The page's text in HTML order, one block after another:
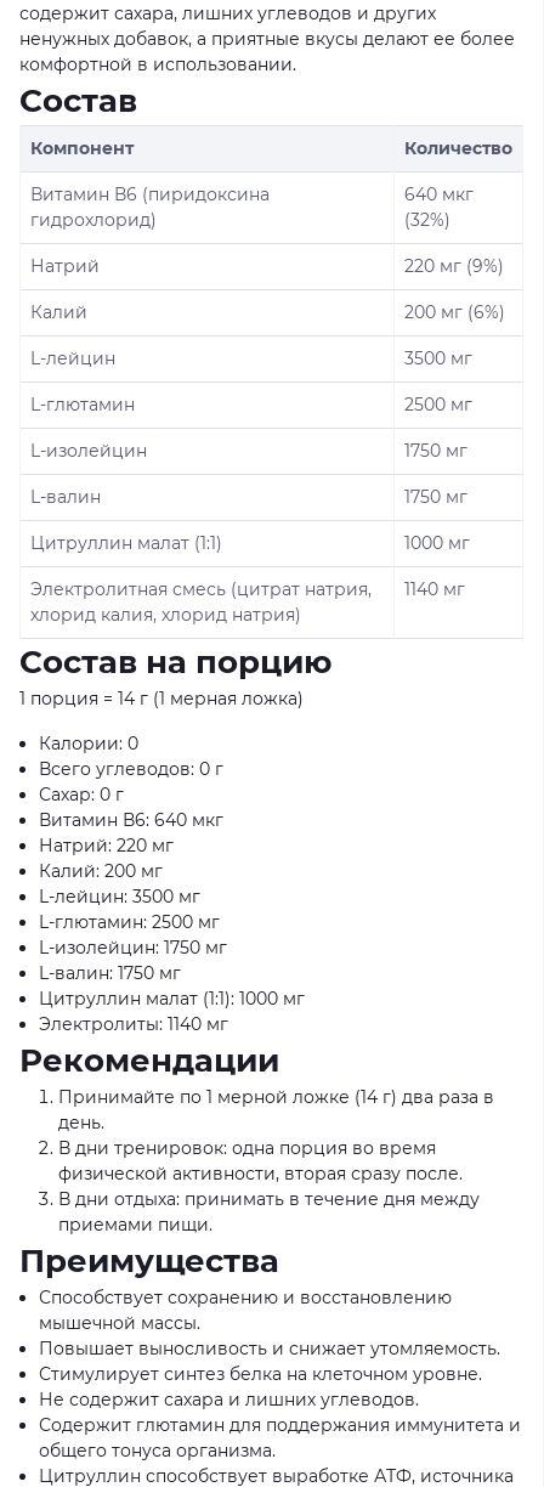
содержит сахара, лишних углеводов и других
ненужных добавок, а приятные вкусы делают ее более
комфортной в использовании.
Состав
Компонент Количество
Витамин В6 (пиридоксина
гидрохлорид)
640 мкг
(32%)
Натрий 220 мг (9%)
Калий 200 мг (6%)
L-лейцин 3500 мг
L-глютамин 2500 мг
L-изолейцин 1750 мг
L-валин 1750 мг
Цитруллин малат (1:1) 1000 мг
Электролитная смесь (цитрат натрия,
хлорид калия, хлорид натрия)
1140 мг
Состав на порцию
1 порция = 14 г (1 мерная ложка)
Калории: 0
Всего углеводов: 0 г
Сахар: 0 г
Витамин В6: 640 мкг
Натрий: 220 мг
Калий: 200 мг
L-лейцин: 3500 мг
L-глютамин: 2500 мг
L-изолейцин: 1750 мг
L-валин: 1750 мг
Цитруллин малат (1:1): 1000 мг
Электролиты: 1140 мг
Рекомендации
Принимайте по 1 мерной ложке (14 г) два раза в
день.
В дни тренировок: одна порция во время
физической активности, вторая сразу после.
В дни отдыха: принимать в течение дня между
приемами пищи.
Преимущества
Способствует сохранению и восстановлению
мышечной массы.
Повышает выносливость и снижает утомляемость.
Стимулирует синтез белка на клеточном уровне.
Не содержит сахара и лишних углеводов.
Содержит глютамин для поддержания иммунитета и
общего тонуса организма.
Цитруллин способствует выработке АТФ, источника